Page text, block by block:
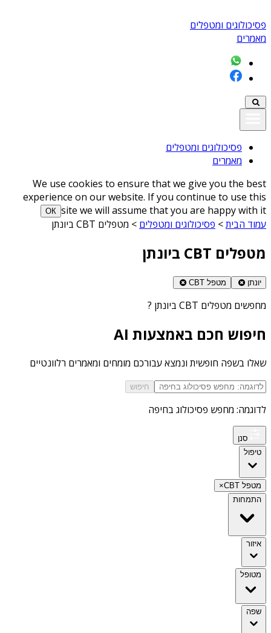
פסיכולוגים ומטפלים
מאמרים
פסיכולוגים ומטפלים
מאמרים
We use cookies to ensure that we give you the best
experience on our website. If you continue to use this
site we will assume that you are happy with it
ОК
עמוד הבית> פסיכולוגים ומטפלים > מטפלים CBT ביונתן
מטפלים CBT ביונתן
יונתן מטפל CBT
מחפשים מטפלים CBT ביונתן ?
חיפוש חכם באמצעות AI
שאלו בשפה חופשית ונמצא עבורכם מומחים ומאמרים רלוונטיים
חיפוש
לדוגמה: מחפש פסיכולוג בחיפה
סנן
טיפול
מטפל CBT
×
התמחות
איזור
מטופל
שפה